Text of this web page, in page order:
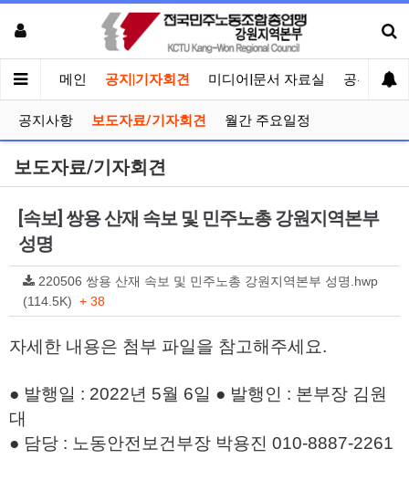
메인 공지|기자회견 미디어|문서 자료실 공유게시
공지사항 보도자료/기자회견 월간 주요일정
보도자료/기자회견
[속보] 쌍용 산재 속보 및 민주노총 강원지역본부
성명
220506 쌍용 산재 속보 및 민주노총 강원지역본부 성명.hwp
(114.5K) + 38
자세한 내용은 첨부 파일을 참고해주세요.
● 발행일 : 2022년 5월 6일 ● 발행인 : 본부장 김원
대
● 담당 : 노동안전보건부장 박용진 010-8887-2261